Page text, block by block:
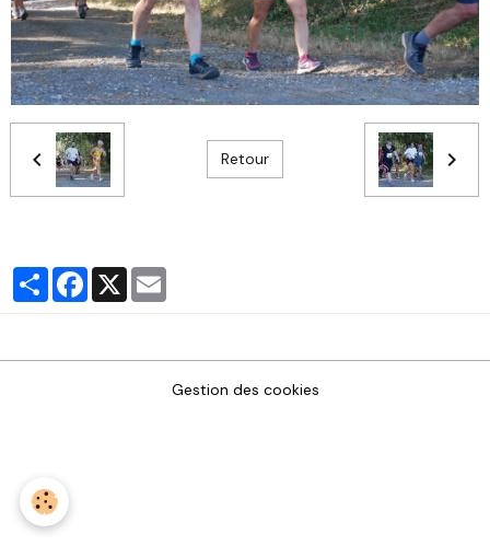
Retour
PartagerFacebook
X
Gestion des cookies